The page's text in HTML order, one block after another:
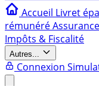
Accueil Livret
rémunéré
Impôts & Fiscalité
Autres...
Connexion